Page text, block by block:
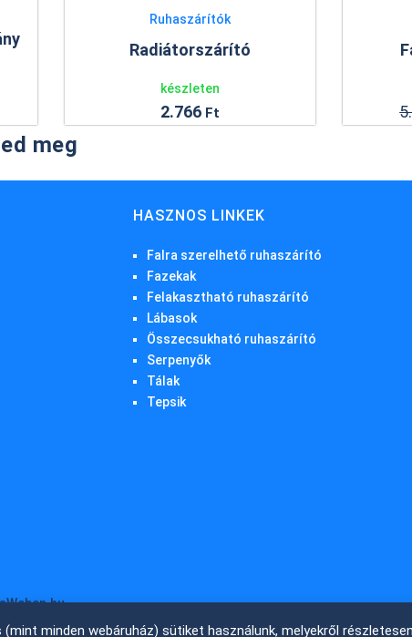
minden webáruház) sütiket használunk, melyekről
Ruhaszárítók
Radiátorszárító
készleten
2.766Ft
meg
HASZNOS LINKEK
Falra szerelhető ruhaszárító
Fazekak
Felakasztható ruhaszárító
Lábasok
Összecsukható ruhaszárító
Serpenyők
Tálak
Tepsik